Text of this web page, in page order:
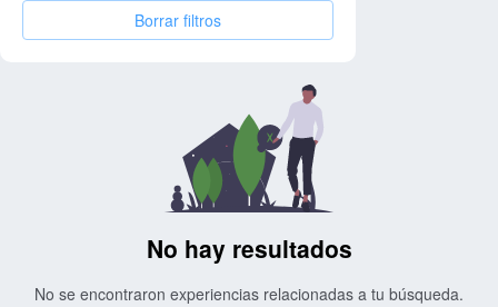
Borrar filtros
No hay resultados
No se encontraron experiencias relacionadas a tu búsqueda.